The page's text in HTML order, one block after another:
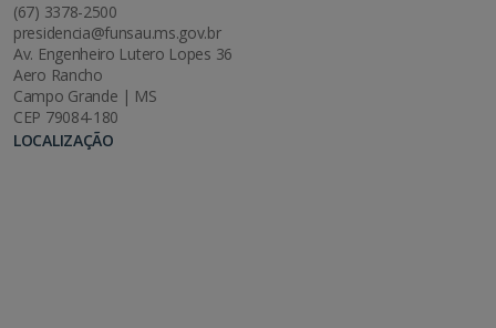
(67) 3378-2500
presidencia@funsau.ms.gov.br
Av. Engenheiro Lutero Lopes 36
Aero Rancho
Campo Grande | MS
CEP 79084-180
LOCALIZAÇÃO